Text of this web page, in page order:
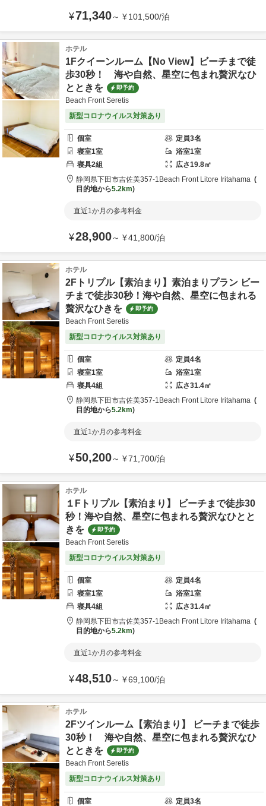
¥71,340～ ¥101,500/泊
ホテル
1Fクイーンルーム【No View】ビーチまで徒
歩30秒！ 海や自然、星空に包まれ贅沢なひ
とときを
即予約
Beach Front Seretis
新型コロナウイルス対策あり
個室 定員3名
寝室1室 浴室1室
寝具2組 広さ19.8㎡
静岡県下田市吉佐美357-1 Beach Front Litore Iritahama
目的地から5.2km
直近1か月の参考料金
¥28,900～ ¥41,800/泊
ホテル
2Fトリプル【素泊まり】素泊まりプラン ビー
チまで徒歩30秒！海や自然、星空に包まれる
贅沢なひきを
即予約
Beach Front Seretis
新型コロナウイルス対策あり
個室 定員4名
寝室1室 浴室1室
寝具4組 広さ31.4㎡
静岡県下田市吉佐美357-1 Beach Front Litore Iritahama
目的地から5.2km
直近1か月の参考料金
¥50,200～ ¥71,700/泊
ホテル
１Fトリプル【素泊まり】 ビーチまで徒歩30
秒！海や自然、星空に包まれる贅沢なひとと
きを
即予約
Beach Front Seretis
新型コロナウイルス対策あり
個室 定員4名
寝室1室 浴室1室
寝具4組 広さ31.4㎡
静岡県下田市吉佐美357-1 Beach Front Litore Iritahama
目的地から5.2km
直近1か月の参考料金
¥48,510～ ¥69,100/泊
ホテル
2Fツインルーム【素泊まり】 ビーチまで徒歩
30秒！ 海や自然、星空に包まれる贅沢なひ
とときを
即予約
Beach Front Seretis
新型コロナウイルス対策あり
個室 定員3名